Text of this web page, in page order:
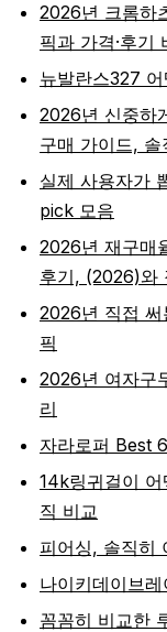
2026년 크롬하
픽과 가격·후기
뉴발란스327
2026년 신중하
구매 가이드,
실제 사용자가
pick 모음
2026년 재구매
후기, (2026)와
2026년 직접
픽
2026년 여자구
리
자라로퍼 Best
14k링귀걸이
직 비교
피어싱, 솔직히
나이키데이브
꼼꼼히 비교한